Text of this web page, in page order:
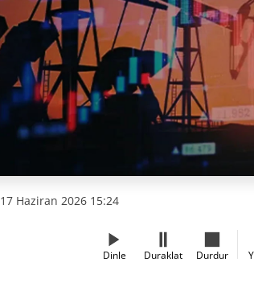
17 Haziran 2026 15:24
Dinle Duraklat Durdur